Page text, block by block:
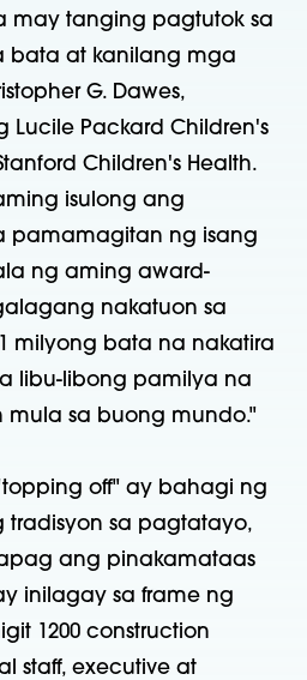
may tanging pagtutok sa
bata at kanilang mga
G. Dawes,
Lucile Packard Children's
Children's Health.
isulong ang
pamamagitan ng isang
ng aming award-
nakatuon sa
milyong bata na nakatira
libu-libong pamilya na
sa buong mundo."
off" ay bahagi ng
sa pagtatayo,
ang pinakamataas
inilagay sa frame ng
1200 construction
staff, executive at